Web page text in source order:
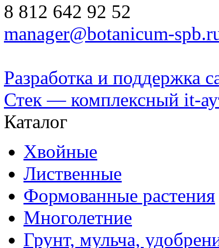
8 812 642 92 52
manager@botanicum-
Разработка и поддержка
Стек — комплексный it-
Каталог
Хвойные
Лиственные
Формованные растения
Многолетние
Грунт, мульча,